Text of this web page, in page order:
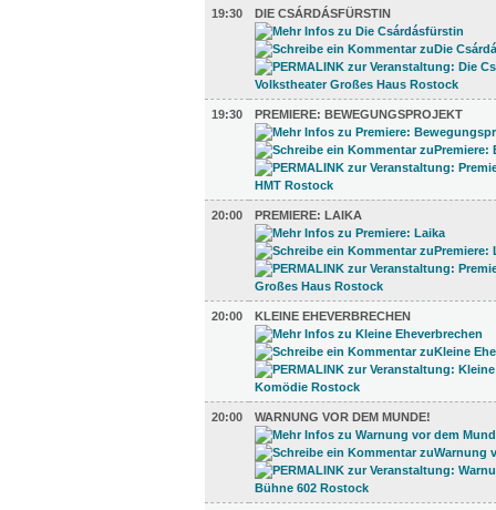
19:30 DIE CSÁRDÁSFÜRSTIN
19:30 PREMIERE: BEWEGUNGSPROJEKT
20:00 PREMIERE: LAIKA
20:00 KLEINE EHEVERBRECHEN
20:00 WARNUNG VOR DEM MUNDE!